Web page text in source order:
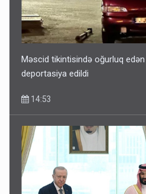
Məscid tikintisində oğurluq
deportasiya edildi
14:53